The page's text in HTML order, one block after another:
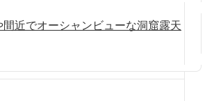
近でオーシャンビューな洞窟露天